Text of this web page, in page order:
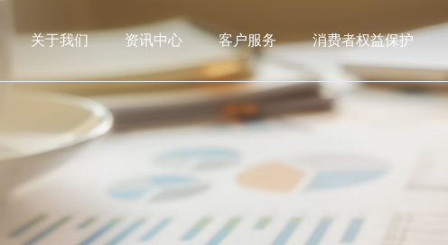
关于我们 资讯中心 客户服务 消费者权益保护